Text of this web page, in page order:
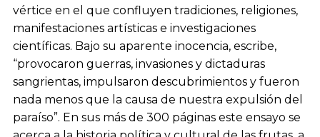
vértice en el que confluyen tradiciones, religiones,
manifestaciones artísticas e investigaciones
científicas. Bajo su aparente inocencia, escribe,
“provocaron guerras, invasiones y dictaduras
sangrientas, impulsaron descubrimientos y fueron
nada menos que la causa de nuestra expulsión del
paraíso”. En sus más de 300 páginas este ensayo se